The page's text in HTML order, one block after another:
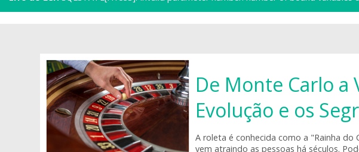
De Monte Carlo a
Evolução e os
A roleta é conhecida como a "Rainha do
vem atraindo as pessoas há séculos.